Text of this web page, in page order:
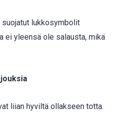
lukkosymbolit
ei yleensä ole salausta, mikä
liian hyviltä ollakseen totta.